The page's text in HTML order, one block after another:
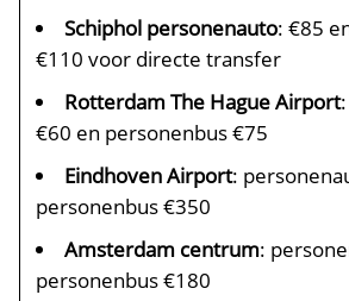
Schiphol personenauto: €85
€110 voor directe transfer
Rotterdam The Hague Airport
€60 en personenbus €75
Eindhoven Airport:
personenbus €350
Amsterdam centrum:
personenbus €180